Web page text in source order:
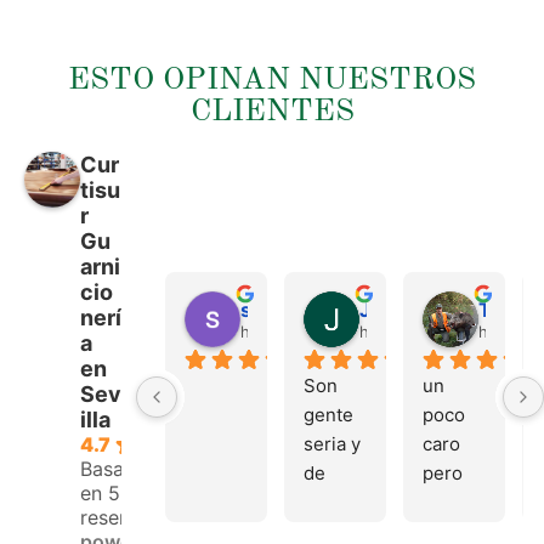
ESTO OPINAN NUESTROS
CLIENTES
Cur
tisu
r
Gu
arni
cio
nerí
a
en
Sev
illa
4.7
Basado
en 53
reseñas.
hace 4 meses hace 4 meses
Son
gente
seria y
de
hace 4
un
poco
caro
pero